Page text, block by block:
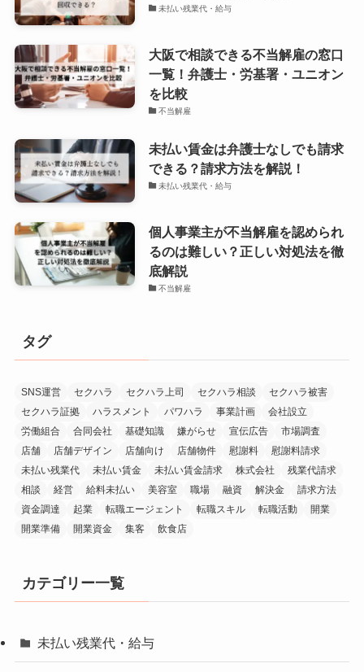
未払い残業代・給与
大阪で相談できる不当解雇の窓口
一覧！弁護士・労基署・ユニオン
を比較
不当解雇
未払い賃金は弁護士なしでも請求
できる？請求方法を解説！
未払い残業代・給与
個人事業主が不当解雇を認められ
るのは難しい？正しい対処法を徹
底解説
不当解雇
タグ
SNS運営 セクハラ セクハラ上司 セクハラ相談
セクハラ被害
セクハラ証拠
ハラスメント パワハラ 事業計画
会社設立
労働組合
合同会社 基礎知識 嫌がらせ 宣伝広告
市場調査
店舗
店舗デザイン 店舗向け 店舗物件 慰謝料
慰謝料請求
未払い残業代
未払い賃金 未払い賃金請求 株式会社
残業代請求
相談
経営 給料未払い 美容室 職場 融資 解決金
請求方法
資金調達
起業 転職エージェント 転職スキル 転職活動
開業
開業準備
開業資金 集客 飲食店
カテゴリー一覧
未払い残業代・給与